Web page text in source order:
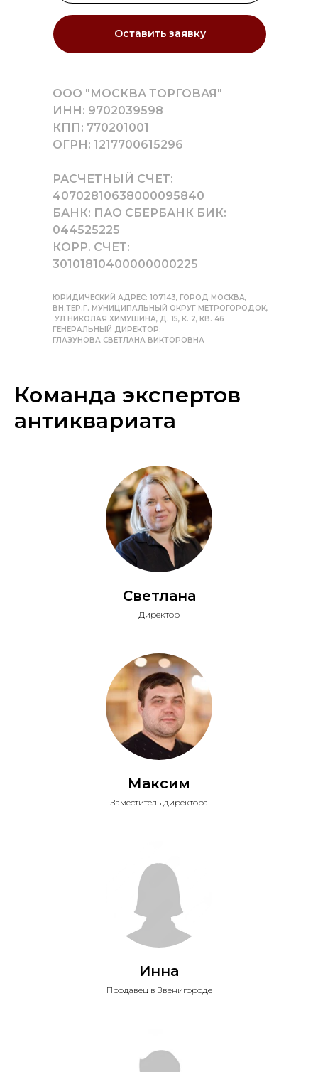
Оставить заявку
ООО "МОСКВА ТОРГОВАЯ"
ИНН: 9702039598
КПП: 770201001
ОГРН: 1217700615296
РАСЧЕТНЫЙ СЧЕТ:
40702810638000095840
БАНК: ПАО СБЕРБАНК БИК:
044525225
КОРР. СЧЕТ:
30101810400000000225
ЮРИДИЧЕСКИЙ АДРЕС: 107143, ГОРОД МОСКВА,
ВН.ТЕР.Г. МУНИЦИПАЛЬНЫЙ ОКРУГ МЕТРОГОРОДОК,
УЛ НИКОЛАЯ ХИМУШИНА, Д. 15, К. 2, КВ. 46
ГЕНЕРАЛЬНЫЙ ДИРЕКТОР:
ГЛАЗУНОВА СВЕТЛАНА ВИКТОРОВНА
Команда экспертов
антиквариата
Светлана
Директор
Максим
Заместитель директора
Инна
Продавец в Звенигороде